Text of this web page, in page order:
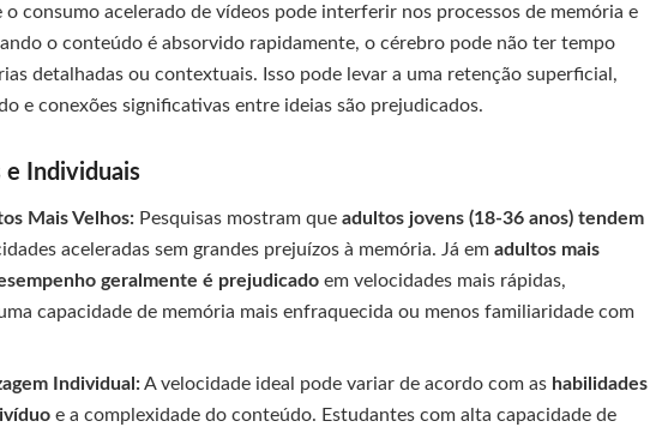
o consumo acelerado de vídeos pode interferir nos processos de memória e
o conteúdo é absorvido rapidamente, o cérebro pode não ter tempo
detalhadas ou contextuais. Isso pode levar a uma retenção superficial,
e conexões significativas entre ideias são prejudicados.
e Individuais
Mais Velhos: Pesquisas mostram queadultos jovens (18-36 anos) tendem
aceleradas sem grandes prejuízos à memória. Já emadultos mais
geralmente é prejudicado em velocidades mais rápidas,
capacidade de memória mais enfraquecida ou menos familiaridade com
Individual:A velocidade ideal pode variar de acordo com as habilidades
e a complexidade do conteúdo. Estudantes com alta capacidade de